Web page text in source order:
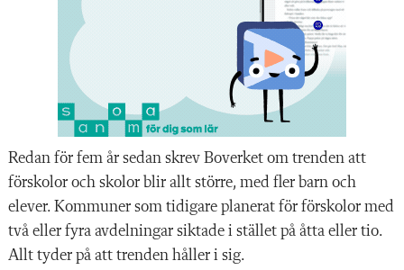
Redan för fem år sedan skrev Boverket om trenden att
förskolor och skolor blir allt större, med fler barn och
elever. Kommuner som tidigare planerat för förskolor med
två eller fyra avdelningar siktade i stället på åtta eller tio.
Allt tyder på att trenden håller i sig.